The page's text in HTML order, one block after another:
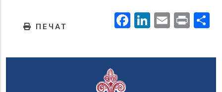
ПЕЧАТ Facebook
LinkedIn
EmailPrint